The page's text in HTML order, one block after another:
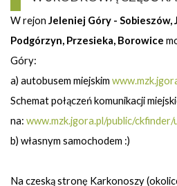
W rejon Jeleniej Góry - Sobieszów,
Podgórzyn, Przesieka, Borowice
Góry:
a) autobusem miejskim
Schemat połączeń komunikacji
na: www.mzk.jgora.pl/public/
b) własnym samochodem :)
Na czeską stronę Karkonoszy